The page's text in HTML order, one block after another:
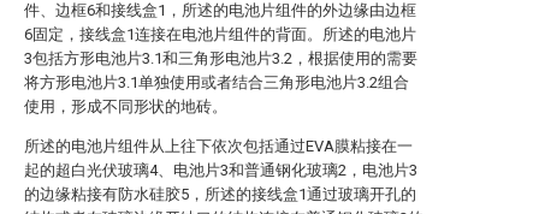
件、边框6和接线盒1，所述的电池片组件的外边缘由边框
6固定，接线盒1连接在电池片组件的背面。所述的电池片
3包括方形电池片3.1和三角形电池片3.2，根据使用的需要
将方形电池片3.1单独使用或者结合三角形电池片3.2组合
使用，形成不同形状的地砖。
所述的电池片组件从上往下依次包括通过EVA膜粘接在一
起的超白光伏玻璃4、电池片3和普通钢化玻璃2，电池片3
的边缘粘接有防水硅胶5，所述的接线盒1通过玻璃开孔的